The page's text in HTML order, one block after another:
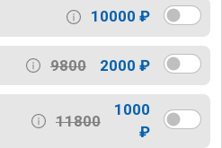
10000 ₽
9800 2000 ₽
11800
1000
₽